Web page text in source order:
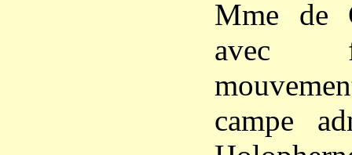
Mme de
avec
campe